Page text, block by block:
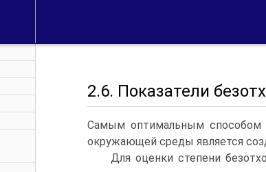
2.6. Показатели
Самым оптимальным способом
окружающей среды является
Для оценки степени